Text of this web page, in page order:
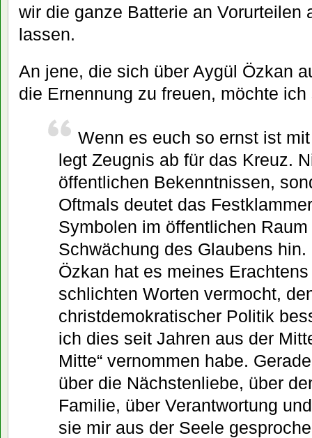
wir die ganze Batterie an Vorurteilen
lassen.
An jene, die sich über Aygül Özkan
die Ernennung zu freuen, möchte ich
Wenn es euch so ernst ist
legt Zeugnis ab für das Kreuz.
öffentlichen Bekenntnissen,
Oftmals deutet das
Symbolen im öffentlichen
Schwächung des Glaubens
Özkan hat es meines
schlichten Worten vermocht,
christdemokratischer Politik
ich dies seit Jahren aus der
Mitte“ vernommen habe.
über die Nächstenliebe, über
Familie, über Verantwortung
sie mir aus der Seele